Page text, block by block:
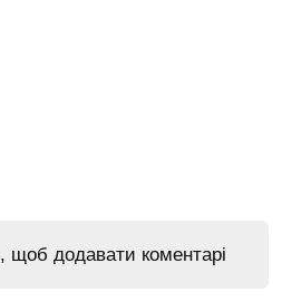
, щоб додавати коментарі